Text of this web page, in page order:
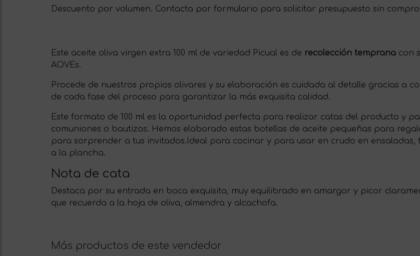
Descuento por volumen. Contacta por formulario para solicitar presupuesto sin
Este aceite oliva virgen extra 100 ml de variedad Picual es de recolección temprana con
AOVEs.
Procede de nuestros propios olivares y su elaboración es cuidada al detalle gracias a
de cada fase del proceso para garantizar la más exquisita calidad.
Este formato de 100 ml es la oportunidad perfecta para realizar catas del producto y
comuniones o bautizos. Hemos elaborado estas botellas de aceite pequeñas para
para sorprender a tus invitados. Ideal para cocinar y para usar en crudo en
a la plancha.
Nota de cata
Destaca por su entrada en boca exquisita, muy equilibrado en amargor y picor
que recuerda a la hoja de oliva, almendra y alcachofa.
Más productos de este vendedor